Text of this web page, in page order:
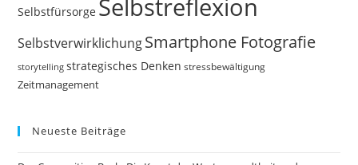
Selbstfürsorge Selbstreflexion
SelbstverwirklichungSmartphone Fotografie
storytelling strategisches Denken stressbewältigung
Zeitmanagement
Neueste Beiträge